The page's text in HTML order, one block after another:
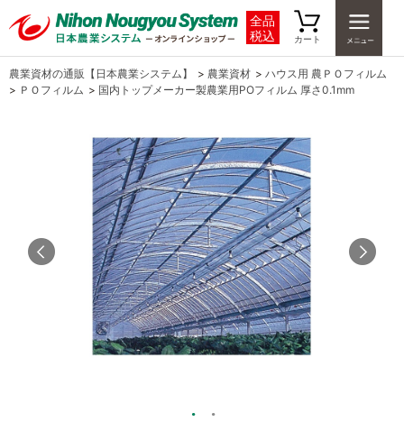
全品
税込
カート
農業資材の通販【日本農業システム】 > 農業資材 > ハウス用 農ＰＯフィルム
> ＰＯフィルム > 国内トップメーカー製農業用POフィルム 厚さ0.1mm